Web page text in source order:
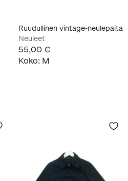
Ruudullinen vintage-neulepaita
Neuleet
55,00 €
Koko: M